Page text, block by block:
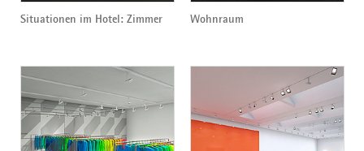
Situationen im Hotel: Zimmer Wohnraum